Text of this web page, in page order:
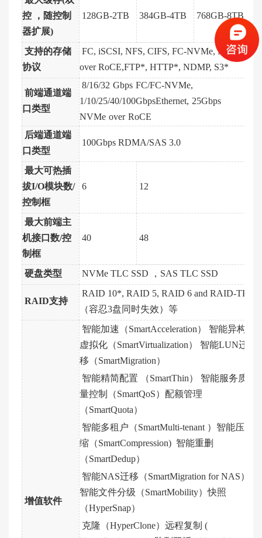
控 ，随控制
器扩展)
128GB-2TB 384GB-4TB 768GB-8TB
支持的存储
协议
FC, iSCSI, NFS, CIFS, FC-NVMe, NVMe
over RoCE,FTP*, HTTP*, NDMP, S3*
前端通道端
口类型
8/16/32 Gbps FC/FC-NVMe,
1/10/25/40/100GbpsEthernet, 25Gbps
NVMe over RoCE
后端通道端
口类型
100Gbps RDMA/SAS 3.0
最大可热插
拔I/O模块数/
控制框
6 12
最大前端主
机接口数/控
制框
40 48
硬盘类型 NVMe TLC SSD ，SAS TLC SSD
RAID支持
RAID 10*, RAID 5, RAID 6 and RAID-TP
（容忍3盘同时失效）等
增值软件
智能加速（SmartAcceleration） 智能异构
虚拟化（SmartVirtualization） 智能LUN迁
移（SmartMigration）
智能精简配置 （SmartThin） 智能服务质
量控制（SmartQoS）配额管理
（SmartQuota）
智能多租户（SmartMulti-tenant ）智能压
缩（SmartCompression) 智能重删
（SmartDedup）
智能NAS迁移（SmartMigration for NAS）
智能文件分级（SmartMobility）快照
（HyperSnap）
克隆（HyperClone）远程复制 (